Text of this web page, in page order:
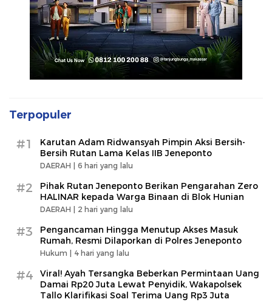
Terpopuler
#1
Karutan Adam Ridwansyah Pimpin Aksi Bersih-
Bersih Rutan Lama Kelas IIB Jeneponto
DAERAH | 6 hari yang lalu
#2
Pihak Rutan Jeneponto Berikan Pengarahan Zero
HALINAR kepada Warga Binaan di Blok Hunian
DAERAH | 2 hari yang lalu
#3
Pengancaman Hingga Menutup Akses Masuk
Rumah, Resmi Dilaporkan di Polres Jeneponto
Hukum | 4 hari yang lalu
#4
Viral! Ayah Tersangka Beberkan Permintaan Uang
Damai Rp20 Juta Lewat Penyidik, Wakapolsek
Tallo Klarifikasi Soal Terima Uang Rp3 Juta